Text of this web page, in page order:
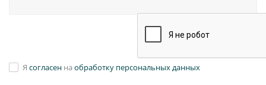
Я согласен на обработку персональных данных